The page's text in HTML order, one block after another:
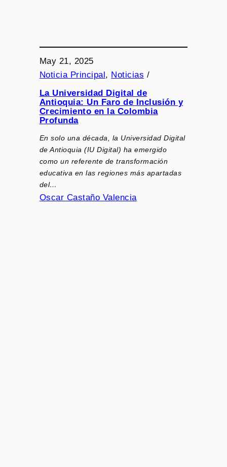
May 21, 2025
Noticia Principal, Noticias /
La Universidad Digital de
Antioquia: Un Faro de Inclusión y
Crecimiento en la Colombia
Profunda
En solo una década, la Universidad Digital
de Antioquia (IU Digital) ha emergido
como un referente de transformación
educativa en las regiones más apartadas
del…
Oscar Castaño Valencia